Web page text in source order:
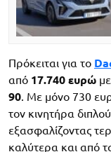
Πρόκειται για το
από 17.740 ευρώ
90. Με μόνο 730
τον κινητήρα
εξασφαλίζοντας
καλύτερα και από